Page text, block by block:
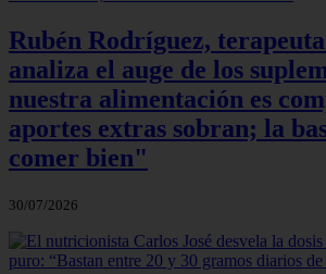
Rubén Rodríguez,
analiza el auge de los
nuestra alimentación es
aportes extras sobran; la
comer bien"
30/07/2026